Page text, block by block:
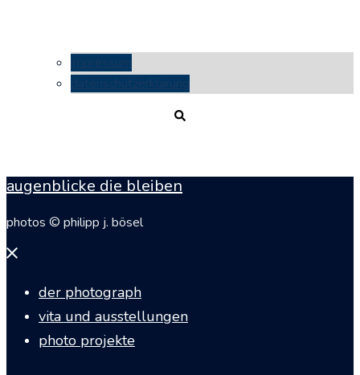
impressum
datenschutzerklärung
augenblicke die bleiben
photos © philipp j. bösel
Menü
der photograph
vita und ausstellungen
photo projekte